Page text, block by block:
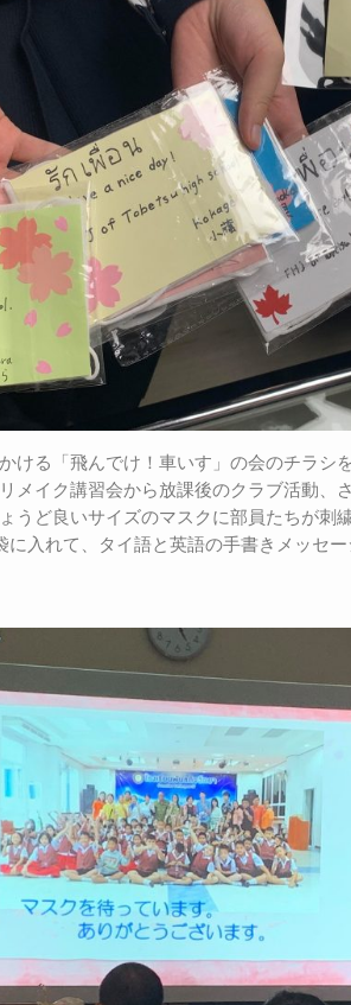
ける「飛んでけ！車いす」の会のチラシ
メイク講習会から放課後のクラブ活動
うど良いサイズのマスクに部員たちが
入れて、タイ語と英語の手書きメッセー